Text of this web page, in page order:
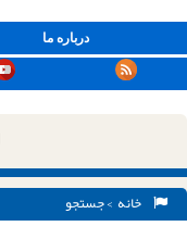
درباره ما
خانه > جستجو